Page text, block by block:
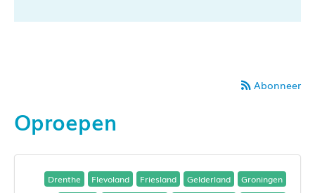
Abonneer
Oproepen
Drenthe Flevoland Friesland Gelderland
Groningen